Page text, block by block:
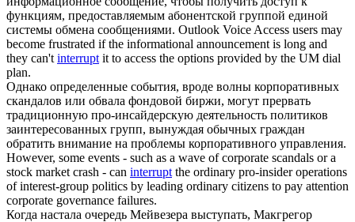
функциям, предоставляемым абонентской группой единой
системы обмена сообщениями. Outlook Voice Access users may
become frustrated if the informational announcement is long and
they can'tinterruptit to access the options provided by the UM dial
plan.
Однако определенные события, вроде волны корпоративных
скандалов или обвала фондовой биржи, могут прервать
традиционную про-инсайдерскую деятельность политиков
заинтересованных групп, вынуждая обычных граждан
обратить внимание на проблемы корпоративного управления.
However, some events - such as a wave of corporate scandals or a
stock market crash - can interruptthe ordinary pro-insider operations
of interest-group politics by leading ordinary citizens to pay attention
corporate governance failures.
Когда настала очередь Мейвезера выступать, Макгрегор